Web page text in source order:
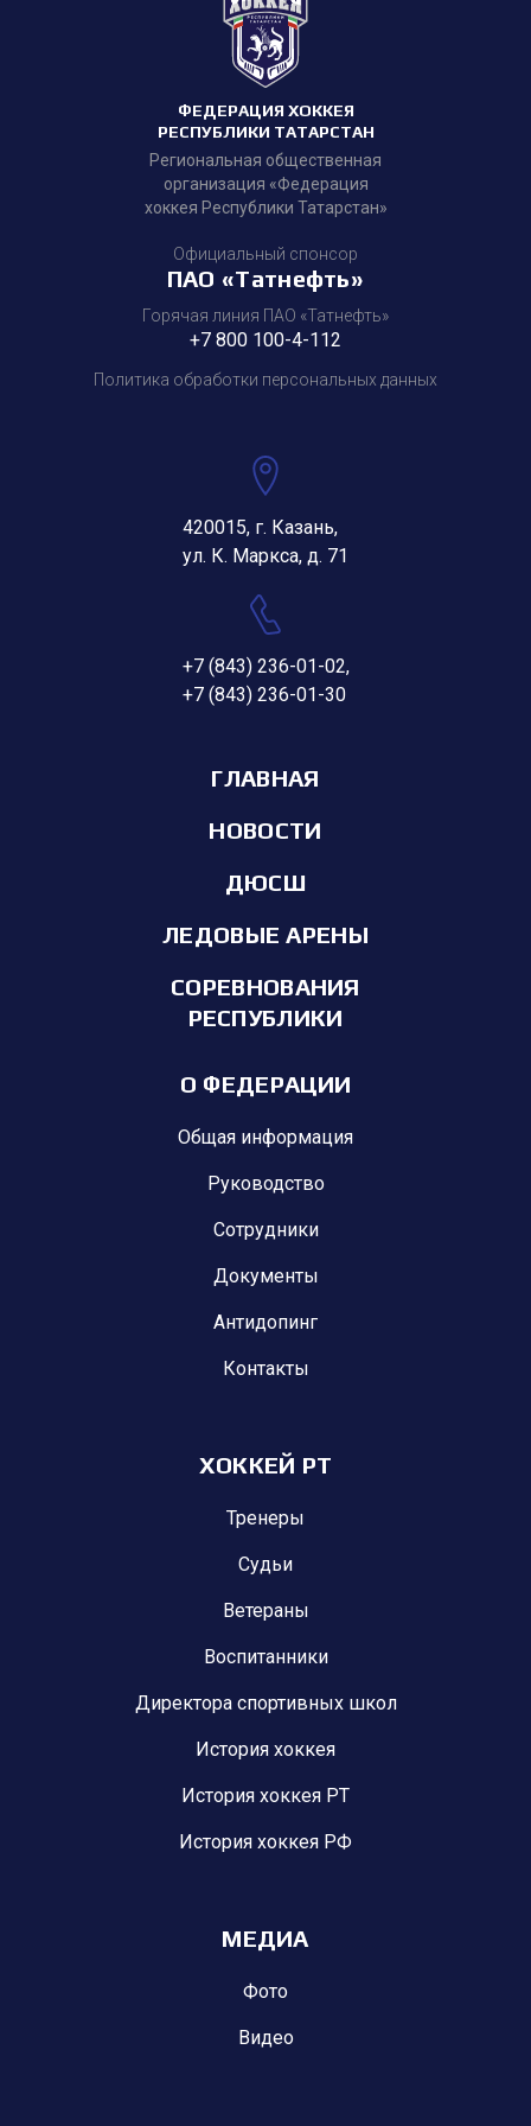
ФЕДЕРАЦИЯ ХОККЕЯ
РЕСПУБЛИКИ ТАТАРСТАН
Региональная общественная
организация «Федерация
хоккея Республики Татарстан»
Официальный спонсор
ПАО «Татнефть»
Горячая линия ПАО «Татнефть»
+7 800 100-4-112
Политика обработки персональных данных
420015, г. Казань,
ул. К. Маркса, д. 71
+7 (843) 236-01-02,
+7 (843) 236-01-30
ГЛАВНАЯ
НОВОСТИ
ДЮСШ
ЛЕДОВЫЕ АРЕНЫ
СОРЕВНОВАНИЯ
РЕСПУБЛИКИ
О ФЕДЕРАЦИИ
Общая информация
Руководство
Сотрудники
Документы
Антидопинг
Контакты
ХОККЕЙ РТ
Тренеры
Судьи
Ветераны
Воспитанники
Директора спортивных школ
История хоккея
История хоккея РТ
История хоккея РФ
МЕДИА
Фото
Видео